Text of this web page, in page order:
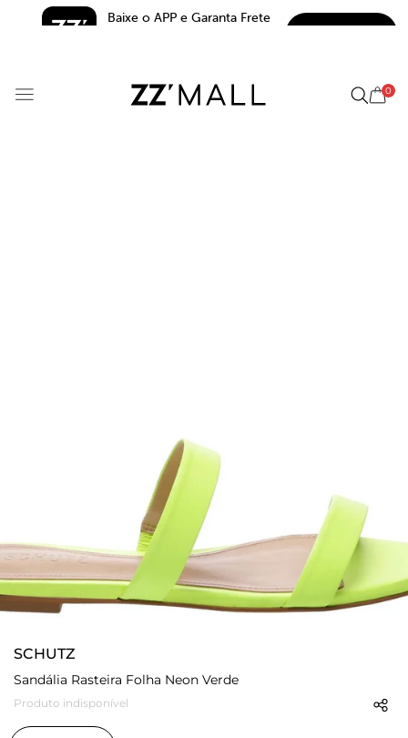
Baixe o APP e Garanta Frete
0
SCHUTZ
Sandália Rasteira Folha Neon Verde
Produto indisponível